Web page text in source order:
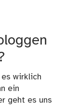
wirklich
ein
geht es uns